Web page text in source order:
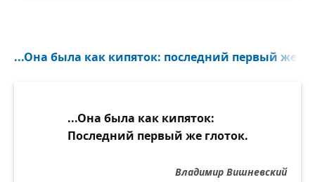
...Она была как кипяток: последний первый же
...Она была как кипяток:
Последний первый же глоток.
Владимир Вишневский